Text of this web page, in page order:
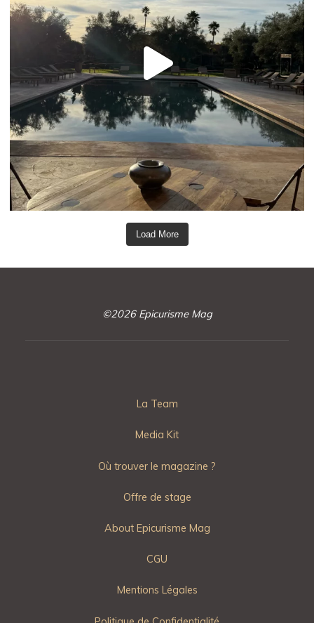
Load More
©2026 Epicurisme Mag
La Team
Media Kit
Où trouver le magazine ?
Offre de stage
About Epicurisme Mag
CGU
Mentions Légales